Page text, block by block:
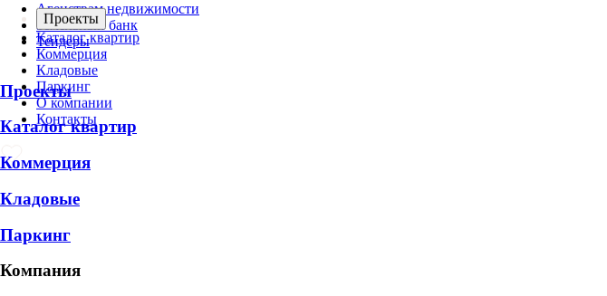
Агенствам недвижимости
Земельный банк
Тендеры
Проекты
Каталог квартир
Коммерция
Кладовые
Паркинг
Компания
Проекты
Каталог квартир
Коммерция
Кладовые
Паркинг
О компании
Контакты